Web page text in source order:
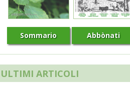
Sommario Abbònati
ULTIMI ARTICOLI